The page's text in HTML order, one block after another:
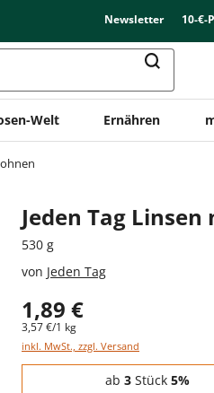
Newsletter 10-€-
Welt Ernähren
Jeden Tag
530 g
von Jeden Tag
1,89 €
3,57 €/1 kg
inkl. MwSt., zzgl. Versand
Staffelpreise - Mengenrabatt
ab 3 Stück 5%